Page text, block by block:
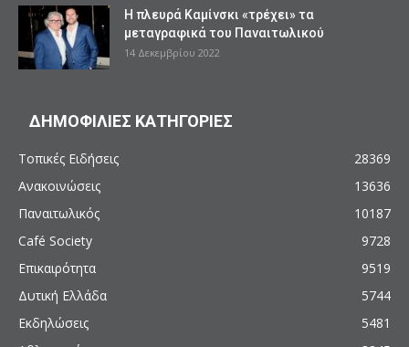
Η πλευρά Καμίνσκι «τρέχει» τα
μεταγραφικά του Παναιτωλικού
14 Δεκεμβρίου 2022
ΔΗΜΟΦΙΛΙΕΣ ΚΑΤΗΓΟΡΙΕΣ
Τοπικές Ειδήσεις
28369
Ανακοινώσεις
13636
Παναιτωλικός
10187
Café Society
9728
Επικαιρότητα
9519
Δυτική Ελλάδα
5744
Εκδηλώσεις
5481